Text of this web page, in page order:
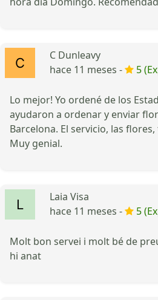
C Dunleavy
hace 11 meses -
5
Lo mejor! Yo ordené de los
ayudaron a ordenar y enviar
Barcelona. El servicio, las
Muy genial.
Laia Visa
hace 11 meses -
5
Molt bon servei i molt bé de
hi anat